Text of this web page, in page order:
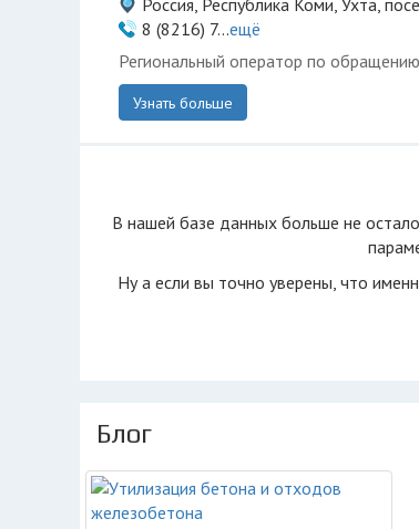
Россия, Республика Коми, Ухта,
8 (8216) 7...ещё
Региональный оператор по
Узнать больше
В нашей базе данных больше не
Ну а если вы точно уверены, что
Блог